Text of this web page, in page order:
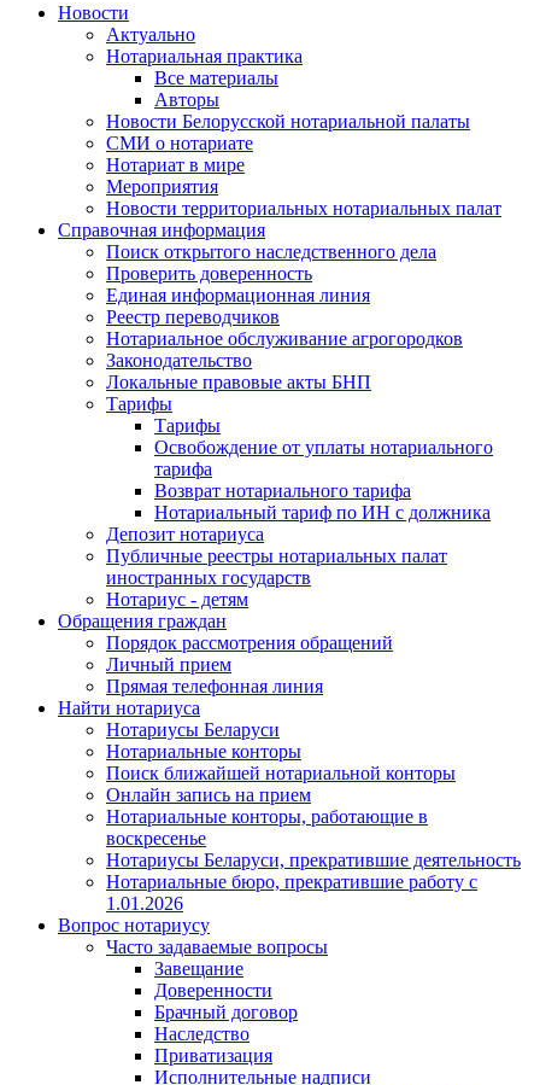
Новости
Актуально
Нотариальная практика
Все материалы
Авторы
Новости Белорусской нотариальной палаты
СМИ о нотариате
Нотариат в мире
Мероприятия
Новости территориальных нотариальных палат
Справочная информация
Поиск открытого наследственного дела
Проверить доверенность
Единая информационная линия
Реестр переводчиков
Нотариальное обслуживание агрогородков
Законодательство
Локальные правовые акты БНП
Тарифы
Тарифы
Освобождение от уплаты нотариального
тарифа
Возврат нотариального тарифа
Нотариальный тариф по ИН с должника
Депозит нотариуса
Публичные реестры нотариальных палат
иностранных государств
Нотариус - детям
Обращения граждан
Порядок рассмотрения обращений
Личный прием
Прямая телефонная линия
Найти нотариуса
Нотариусы Беларуси
Нотариальные конторы
Поиск ближайшей нотариальной конторы
Онлайн запись на прием
Нотариальные конторы, работающие в
воскресенье
Нотариусы Беларуси, прекратившие деятельность
Нотариальные бюро, прекратившие работу с
1.01.2026
Вопрос нотариусу
Часто задаваемые вопросы
Завещание
Доверенности
Брачный договор
Наследство
Приватизация
Исполнительные надписи